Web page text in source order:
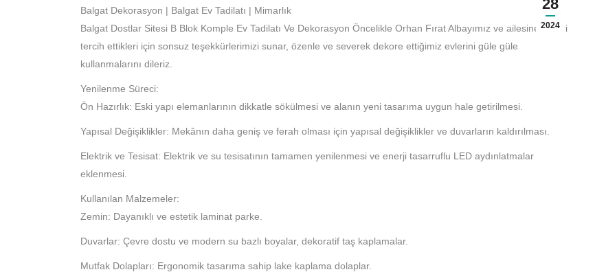
28
2024
Balgat Dekorasyon | Balgat Ev Tadilatı | Mimarlık
Balgat Dostlar Sitesi B Blok Komple Ev Tadilatı Ve Dekorasyon Öncelikle Orhan Fırat Albayımız ve ailesine bizleri
tercih ettikleri için sonsuz teşekkürlerimizi sunar, özenle ve severek dekore ettiğimiz evlerini güle güle
kullanmalarını dileriz.
Yenilenme Süreci:
Ön Hazırlık: Eski yapı elemanlarının dikkatle sökülmesi ve alanın yeni tasarıma uygun hale getirilmesi.
Yapısal Değişiklikler: Mekânın daha geniş ve ferah olması için yapısal değişiklikler ve duvarların kaldırılması.
Elektrik ve Tesisat: Elektrik ve su tesisatının tamamen yenilenmesi ve enerji tasarruflu LED aydınlatmalar
eklenmesi.
Kullanılan Malzemeler:
Zemin: Dayanıklı ve estetik laminat parke.
Duvarlar: Çevre dostu ve modern su bazlı boyalar, dekoratif taş kaplamalar.
Mutfak Dolapları: Ergonomik tasarıma sahip lake kaplama dolaplar.